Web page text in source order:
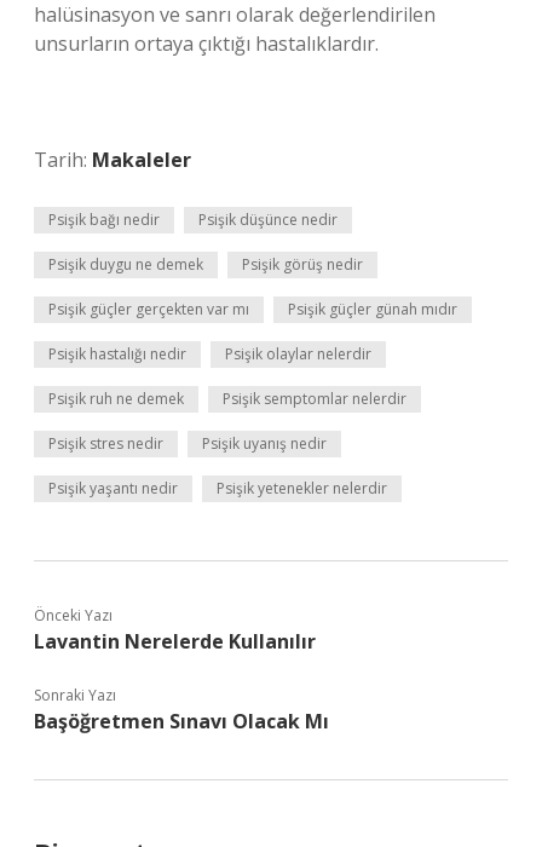
halüsinasyon ve sanrı olarak değerlendirilen
unsurların ortaya çıktığı hastalıklardır.
Tarih: Makaleler
Psişik bağı nedir Psişik düşünce nedir
Psişik duygu ne demek Psişik görüş nedir
Psişik güçler gerçekten var mı Psişik güçler günah mıdır
Psişik hastalığı nedir Psişik olaylar nelerdir
Psişik ruh ne demek Psişik semptomlar nelerdir
Psişik stres nedir Psişik uyanış nedir
Psişik yaşantı nedir Psişik yetenekler nelerdir
Önceki Yazı
Lavantin Nerelerde Kullanılır
Sonraki Yazı
Başöğretmen Sınavı Olacak Mı